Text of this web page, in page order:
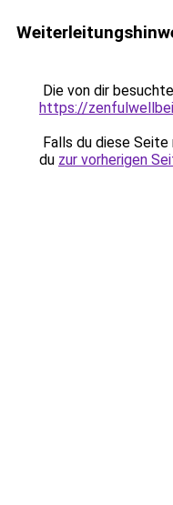
Die von dir
https://
Falls du diese
du zur vorherigen